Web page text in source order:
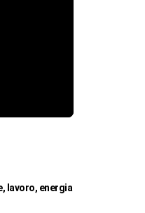
lavoro, energia